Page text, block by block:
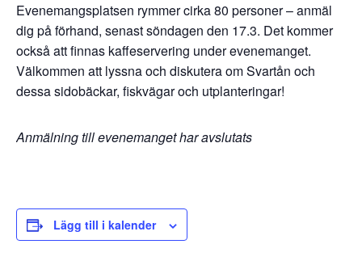
Evenemangsplatsen rymmer cirka 80 personer – anmäl
dig på förhand, senast söndagen den 17.3. Det kommer
också att finnas kaffeservering under evenemanget.
Välkommen att lyssna och diskutera om Svartån och
dessa sidobäckar, fiskvägar och utplanteringar!
Anmälning till evenemanget har avslutats
Lägg till i kalender